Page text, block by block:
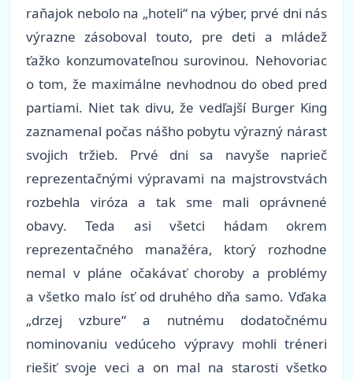
raňajok nebolo na „hoteli“ na výber, prvé dni nás
výrazne zásoboval touto, pre deti a mládež
ťažko konzumovateľnou surovinou. Nehovoriac
o tom, že maximálne nevhodnou do obed pred
partiami. Niet tak divu, že vedľajší Burger King
zaznamenal počas nášho pobytu výrazný nárast
svojich tržieb. Prvé dni sa navyše naprieč
reprezentačnými výpravami na majstrovstvách
rozbehla viróza a tak sme mali oprávnené
obavy. Teda asi všetci hádam okrem
reprezentačného manažéra, ktorý rozhodne
nemal v pláne očakávať choroby a problémy
a všetko malo ísť od druhého dňa samo. Vďaka
„drzej vzbure“ a nutnému dodatočnému
nominovaniu vedúceho výpravy mohli tréneri
riešiť svoje veci a on mal na starosti všetko